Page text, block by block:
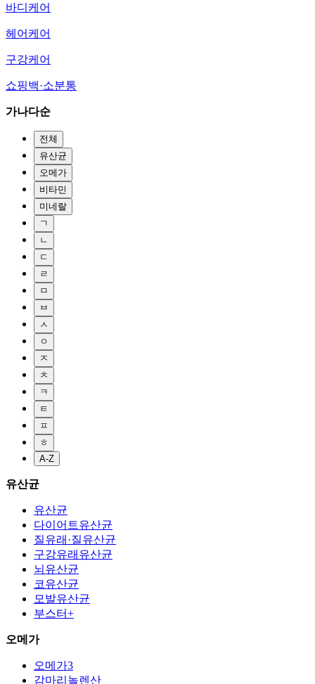
바디케어
헤어케어
구강케어
쇼핑백·소분통
가나다순
전체
유산균
오메가
비타민
미네랄
ㄱ
ㄴ
ㄷ
ㄹ
ㅁ
ㅂ
ㅅ
ㅇ
ㅈ
ㅊ
ㅋ
ㅌ
ㅍ
ㅎ
A-Z
유산균
유산균
다이어트유산균
질유래·질유산균
구강유래유산균
뇌유산균
코유산균
모발유산균
부스터+
오메가
오메가3
감마리놀렌산